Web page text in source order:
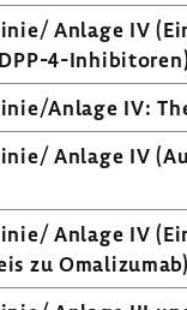
Anlage IV
​4-Inhibitoren)
Anlage IV:
Anlage IV
Anlage IV
zu Omali­zumab)